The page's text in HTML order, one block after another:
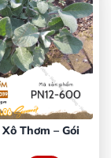
Thơm – Gói